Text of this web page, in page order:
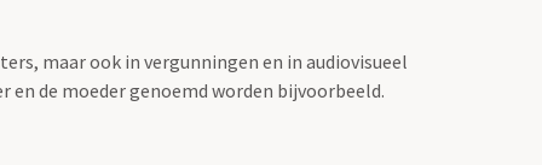
maar ook in vergunningen en in audiovisueel
en de moeder genoemd worden bijvoorbeeld.